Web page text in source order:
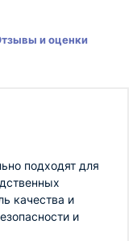
и оценки
подходят для
качества и
и